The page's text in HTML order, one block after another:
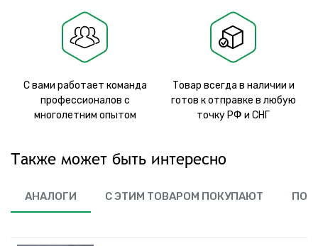
С вами работает команда
профессионалов с
многолетним опытом
Товар всегда в наличии и
готов к отправке в любую
точку РФ и СНГ
Также может быть интересно
АНАЛОГИ С ЭТИМ ТОВАРОМ ПОКУПАЮТ